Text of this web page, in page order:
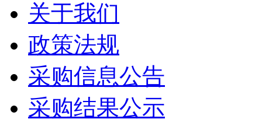
关于我们
政策法规
采购信息公告
采购结果公示